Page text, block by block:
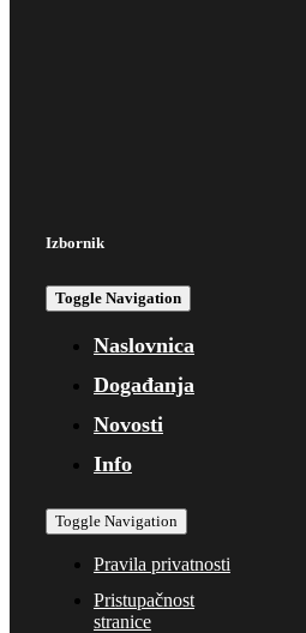
Izbornik
Toggle Navigation
Naslovnica
Događanja
Novosti
Info
Toggle Navigation
Pravila privatnosti
Pristupačnost
stranice